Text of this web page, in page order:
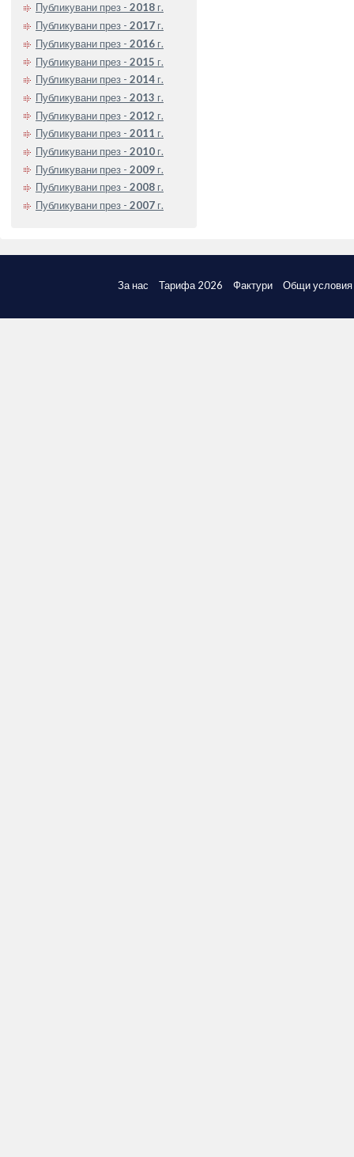
Публикувани през - 2018 г.
Публикувани през - 2017 г.
Публикувани през - 2016 г.
Публикувани през - 2015 г.
Публикувани през - 2014 г.
Публикувани през - 2013 г.
Публикувани през - 2012 г.
Публикувани през - 2011 г.
Публикувани през - 2010 г.
Публикувани през - 2009 г.
Публикувани през - 2008 г.
Публикувани през - 2007 г.
За нас Тарифа 2026 Фактури Общи условия